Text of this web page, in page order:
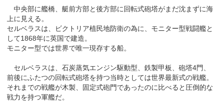
中央部に艦橋、艇前方部と後方部に回転式砲塔がまだ沈まずに海
上に見える。
セルベラスは、ビクトリア植民地防衛の為に、モニター型戦闘艦と
して1868年に英国で建造。
モニター型では世界で唯一現存する船。
セルベラスは、石炭蒸気エンジン駆動型、鉄製甲板、砲塔4門、
前後にふたつの回転式砲塔を持つ当時としては世界最新式の戦艦。
それまでの戦艦が木製、固定式砲門であったのに比べると圧倒的な
戦力を持つ軍艦だ。